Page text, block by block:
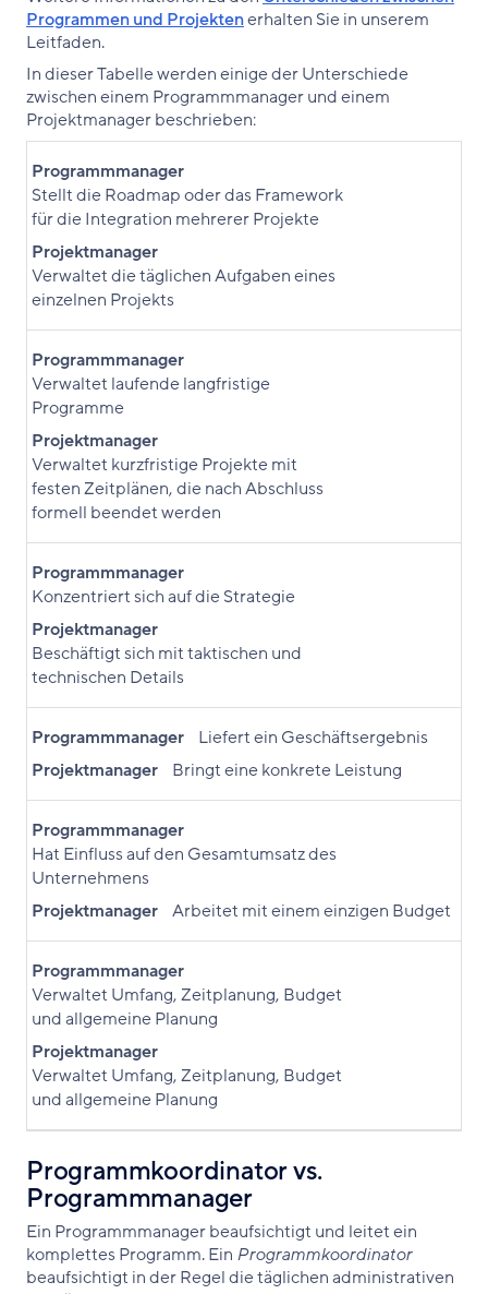
Programmen und Projektenerhalten Sie in unserem
Leitfaden.
In dieser Tabelle werden einige der Unterschiede
zwischen einem Programmmanager und einem
Projektmanager beschrieben:
Programmmanager
Stellt die Roadmap oder das Framework
für die Integration mehrerer Projekte
Projektmanager
Verwaltet die täglichen Aufgaben eines
einzelnen Projekts
Programmmanager
Verwaltet laufende langfristige
Programme
Projektmanager
Verwaltet kurzfristige Projekte mit
festen Zeitplänen, die nach Abschluss
formell beendet werden
Programmmanager
Konzentriert sich auf die Strategie
Projektmanager
Beschäftigt sich mit taktischen und
technischen Details
Programmmanager
Liefert ein Geschäftsergebnis
Projektmanager
Bringt eine konkrete Leistung
Programmmanager
Hat Einfluss auf den Gesamtumsatz des
Unternehmens
Projektmanager Arbeitet mit einem einzigen Budget
Programmmanager
Verwaltet Umfang, Zeitplanung, Budget
und allgemeine Planung
Projektmanager
Verwaltet Umfang, Zeitplanung, Budget
und allgemeine Planung
Programmkoordinator vs.
Programmmanager
Ein Programmmanager beaufsichtigt und leitet ein
komplettes Programm. Ein Programmkoordinator
beaufsichtigt in der Regel die täglichen administrativen